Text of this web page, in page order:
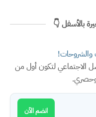
بالأسفل 👇
والشروحات!
الاجتماعي لتكون أول من
انضم الآن